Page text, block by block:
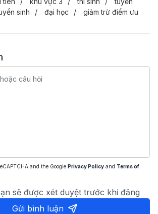
sinh đại học
giảm trừ điểm ưu
and the Google Privacy Policy and Terms of
sẽ được xét duyệt trước khi đăng
Gửi bình luận